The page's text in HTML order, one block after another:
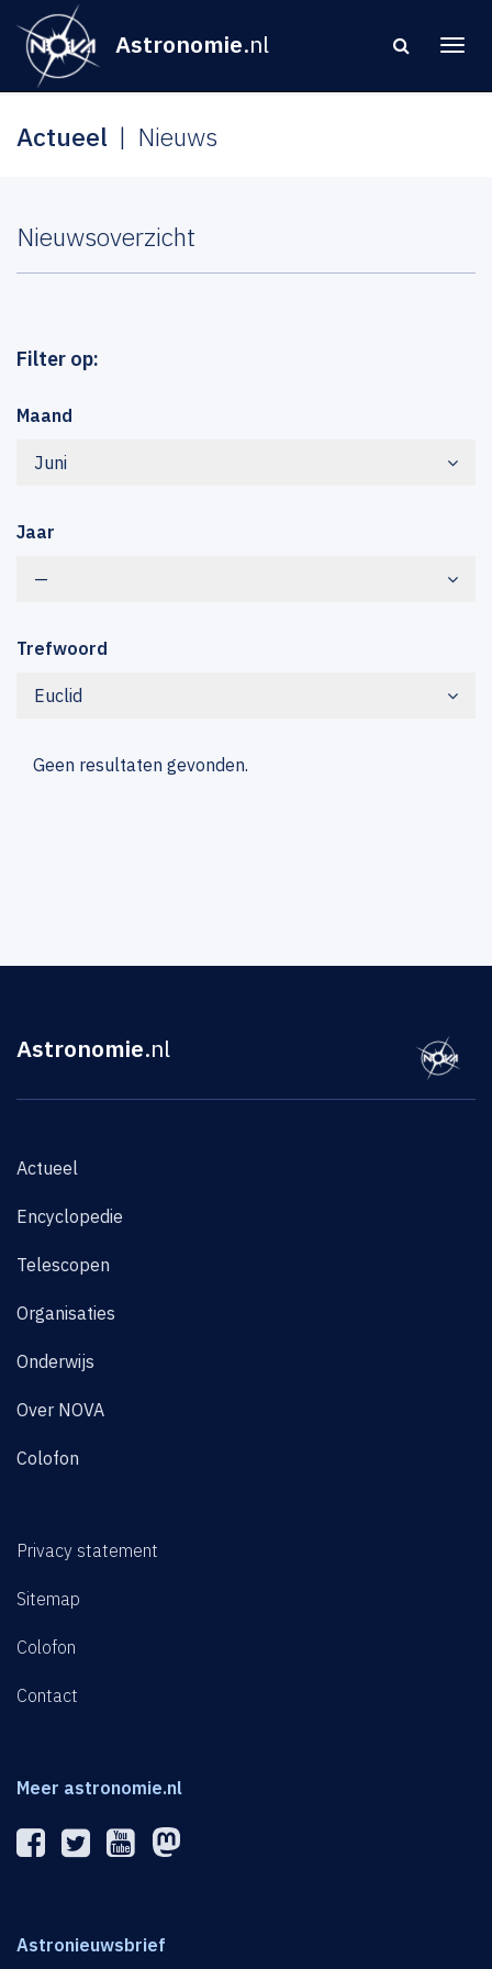
Astronomie.nl
Actueel Nieuws
Nieuwsoverzicht
Filter op:
Maand
Juni
Jaar
—
Trefwoord
Euclid
Geen resultaten gevonden.
Astronomie.nl
Actueel
Encyclopedie
Telescopen
Organisaties
Onderwijs
Over NOVA
Colofon
Privacy statement
Sitemap
Colofon
Contact
Meer astronomie.nl
Astronieuwsbrief